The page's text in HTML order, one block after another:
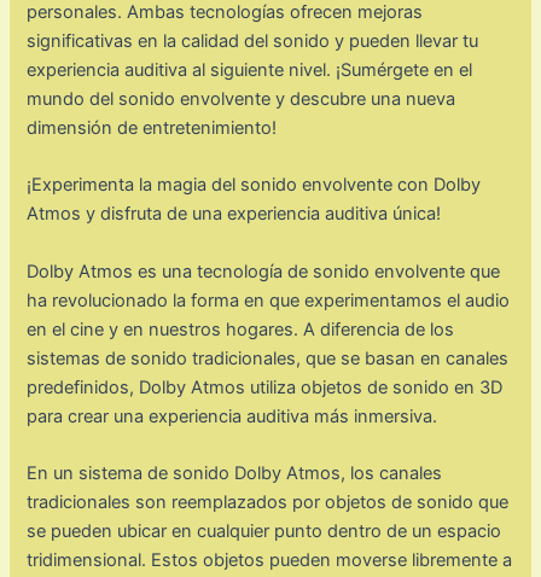
personales. Ambas tecnologías ofrecen mejoras
significativas en la calidad del sonido y pueden llevar tu
experiencia auditiva al siguiente nivel. ¡Sumérgete en el
mundo del sonido envolvente y descubre una nueva
dimensión de entretenimiento!
¡Experimenta la magia del sonido envolvente con Dolby
Atmos y disfruta de una experiencia auditiva única!
Dolby Atmos es una tecnología de sonido envolvente que
ha revolucionado la forma en que experimentamos el audio
en el cine y en nuestros hogares. A diferencia de los
sistemas de sonido tradicionales, que se basan en canales
predefinidos, Dolby Atmos utiliza objetos de sonido en 3D
para crear una experiencia auditiva más inmersiva.
En un sistema de sonido Dolby Atmos, los canales
tradicionales son reemplazados por objetos de sonido que
se pueden ubicar en cualquier punto dentro de un espacio
tridimensional. Estos objetos pueden moverse libremente a